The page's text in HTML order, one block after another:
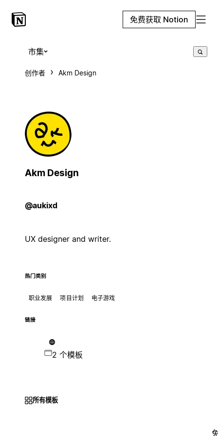
免费获取 Notion
市集
创作者 Akm Design
Akm Design
@aukixd
UX designer and writer.
热门类别
职业发展 项目计划 电子游戏
链接
2 个模板
所有模板